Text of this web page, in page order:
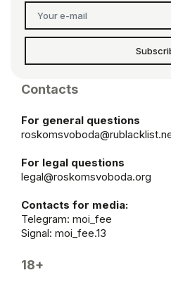
Contacts
For general questions
For legal questions
legal@roskomsvoboda.org
Contacts for media:
Telegram: moi_fee
Signal: moi_fee.13
18+